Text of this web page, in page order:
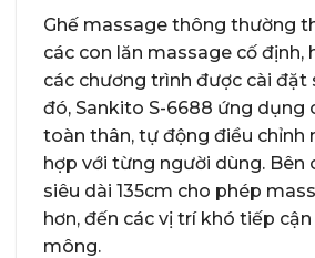
Ghế massage thông thường
các con lăn massage cố định,
các chương trình được cài đặt
đó, Sankito S-6688 ứng dụng
toàn thân, tự động điều chỉnh
hợp với từng người dùng. Bên
siêu dài 135cm cho phép
hơn, đến các vị trí khó tiếp
mông.